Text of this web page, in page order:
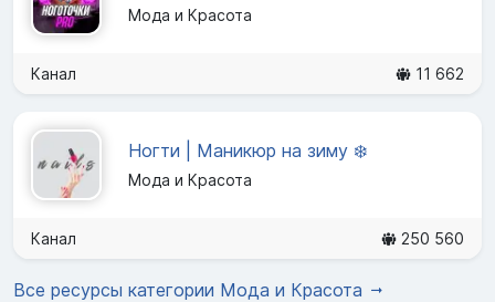
Мода и Красота
Канал 11 662
Ногти | Маникюр на зиму ❄️
Мода и Красота
Канал 250 560
Все ресурсы категории Мода и Красота